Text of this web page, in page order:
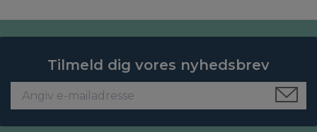
Tilmeld dig vores nyhedsbrev